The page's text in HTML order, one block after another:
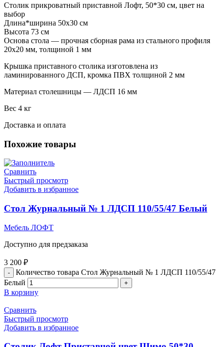
Столик прикроватный приставной Лофт, 50*30 см, цвет на
выбор
Длина*ширина 50х30 см
Высота 73 см
Основа стола — прочная сборная рама из стального профиля
20х20 мм, толщиной 1 мм
Крышка приставного столика изготовлена из
ламинированного ДСП, кромка ПВХ толщиной 2 мм
Материал столешницы — ЛДСП 16 мм
Вес 4 кг
Доставка и оплата
Похожие товары
Сравнить
Быстрый просмотр
Добавить в избранное
Стол Журнальный № 1 ЛДСП 110/55/47 Белый
Мебель ЛОФТ
Доступно для предзаказа
3 200 ₽
Количество товара Стол Журнальный № 1 ЛДСП 110/55/47
Белый
В корзину
Сравнить
Быстрый просмотр
Добавить в избранное